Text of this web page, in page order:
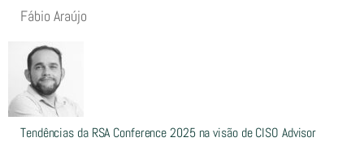
Fábio Araújo
Tendências da RSA Conference 2025 na visão de CISO Advisor